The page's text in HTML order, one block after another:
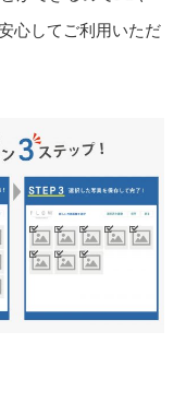
心してご利用いただ